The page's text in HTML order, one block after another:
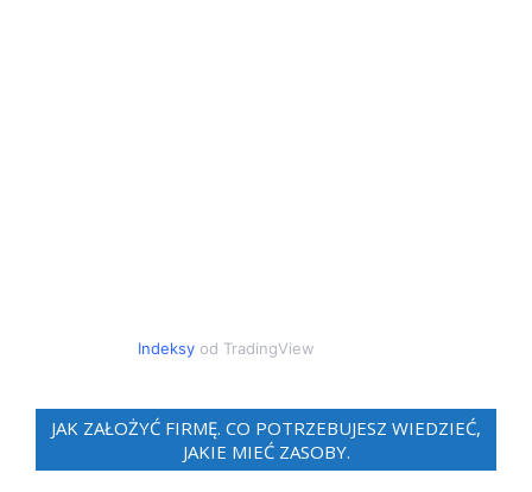
Indeksyod TradingView
JAK ZAŁOŻYĆ FIRMĘ. CO POTRZEBUJESZ WIEDZIEĆ,
JAKIE MIEĆ ZASOBY.